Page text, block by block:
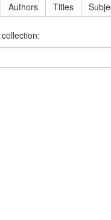
Authors Titles